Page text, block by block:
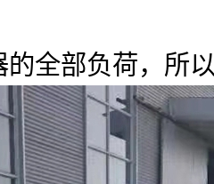
的全部负荷，所